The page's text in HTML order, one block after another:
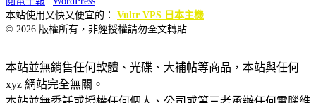
本站使用又快又便宜的： Vultr VPS 日本主機
© 2026 版權所有，非經授權請勿全文轉貼
本站並無銷售任何軟體、光碟、大補帖等商品，本站與任何
xyz 網站完全無關。